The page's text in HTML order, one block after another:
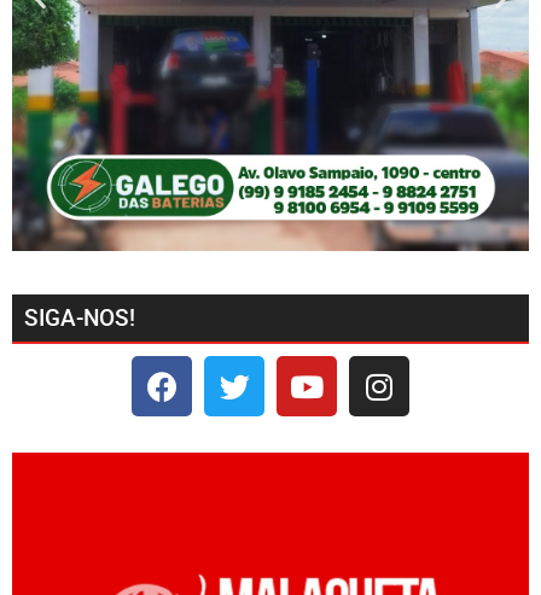
SIGA-NOS!